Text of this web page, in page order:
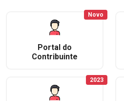
Portal do
Contribuinte
Novo
2023